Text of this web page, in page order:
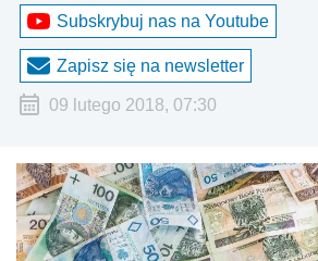
Subskrybuj nas na Youtube
Zapisz się na newsletter
09 lutego 2018, 07:30